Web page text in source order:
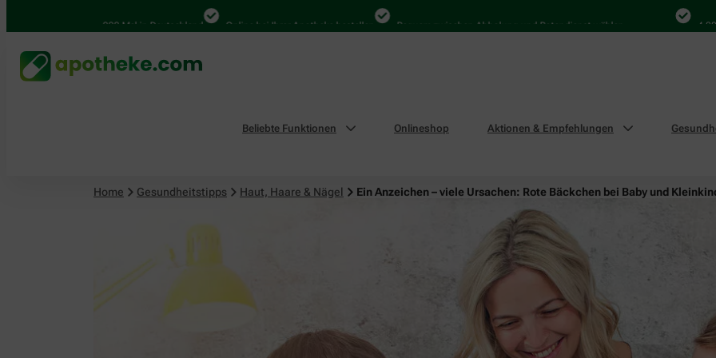
4.000 Mal in Deutschland Online bei Ihrer Apotheke bestellen Bequem zwischen Abholung und Botendienst wählen 4.000 Mal
Beliebte Funktionen Onlineshop Aktionen & Empfehlungen
Home Gesundheitstipps Haut, Haare & Nägel Ein Anzeichen – viele Ursachen: Rote Bäckchen bei Baby und
Haut, Haare & Nägel